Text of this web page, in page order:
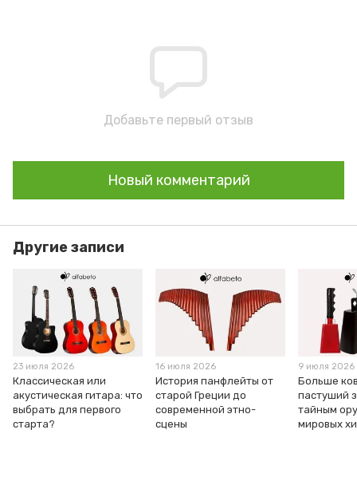
Добавьте первый отзыв
Новый комментарий
Другие записи
23 июля 2026
Классическая или
акустическая гитара: что
выбрать для первого
старта?
16 июля 2026
История панфлейты от
старой Греции до
современной этно-
сцены
9 июля 2026
Больше
пастуший
тайным
мировых